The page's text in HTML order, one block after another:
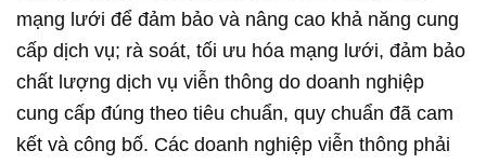
mạng lưới để đảm bảo và nâng cao khả năng cung
cấp dịch vụ; rà soát, tối ưu hóa mạng lưới, đảm bảo
chất lượng dịch vụ viễn thông do doanh nghiệp
cung cấp đúng theo tiêu chuẩn, quy chuẩn đã cam
kết và công bố. Các doanh nghiệp viễn thông phải